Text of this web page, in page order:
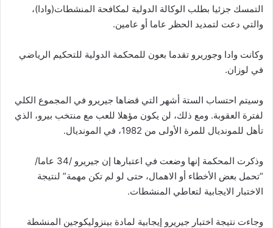
التمسك جزئيا بطلب الوكالة الدولية لمكافحة المنشطات(وادا)،
والتي دعت لتمديد الحظر عاما أو عامين.
وكانت وادا وجوريرو تقدما بعون للمحكمة الدولية للتحكيم الرياضي
في لوزان.
وسيتم احتساب الستة أشهر التي قضاها جيريرو في المجموع الكلي
لفترة العقوبة. ومع ذلك، لن يكون مؤهلا للعب مع منتخب بيرو، الذي
تأهل للمونديال للمرة الأولى من 1982، في المونديال.
وذكرت المحكمة إنها وضعت في اعتبارها إن جيريرو /34 عاما/
“تحمل بعض الأخطاء أو الاهمال، حتى لو لم تكن مهمة” لنتيجة
الاختبار الايجابية لتعاطي المنشطات.
وجاءت نتيجة اختبار جيريرو إيجابية لمادة بينزوليكوجين المنشطة